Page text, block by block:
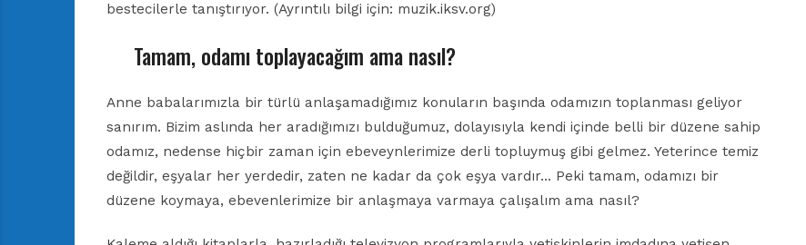
bestecilerle tanıştırıyor. (Ayrıntılı bilgi için: muzik.iksv.org)
Tamam, odamı toplayacağım ama nasıl?
Anne babalarımızla bir türlü anlaşamadığımız konuların başında odamızın toplanması geliyor
sanırım. Bizim aslında her aradığımızı bulduğumuz, dolayısıyla kendi içinde belli bir düzene sahip
odamız, nedense hiçbir zaman için ebeveynlerimize derli topluymuş gibi gelmez. Yeterince temiz
değildir, eşyalar her yerdedir, zaten ne kadar da çok eşya vardır… Peki tamam, odamızı bir
düzene koymaya, ebevenlerimize bir anlaşmaya varmaya çalışalım ama nasıl?